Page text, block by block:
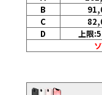
B
C
D
上限